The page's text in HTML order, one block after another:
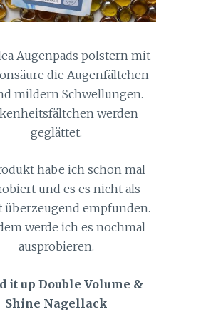
Augenpads polstern mit
die Augenfältchen
mildern Schwellungen.
werden
geglättet.
habe ich schon mal
und es es nicht als
überzeugend empfunden.
werde ich es nochmal
ausprobieren.
it up Double Volume &
Shine Nagellack